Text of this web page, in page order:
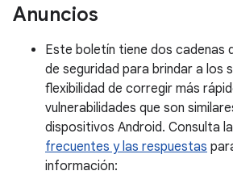
Anuncios
Este boletín tiene dos cadenas
de seguridad para brindar a los
flexibilidad de corregir más
vulnerabilidades que son
dispositivos Android. Consulta
frecuentes y las respuestas
información: